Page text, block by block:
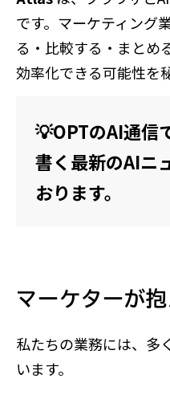
です。マーケティング
る・比較する・まとめ
効率化できる可能性を
💡OPTのAI通信
書く最新のAIニ
おります。
マーケターが
私たちの業務には、多
います。